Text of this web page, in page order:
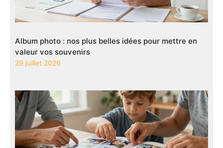
Album photo : nos plus belles idées pour mettre en
valeur vos souvenirs
29 juillet 2026